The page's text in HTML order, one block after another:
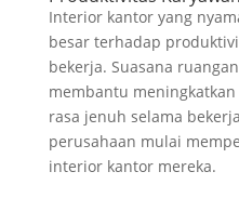
Interior kantor yang
besar terhadap
bekerja. Suasana
membantu
rasa jenuh selama
perusahaan mulai
interior kantor mereka.